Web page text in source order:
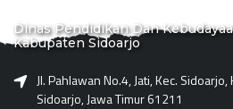
Dinas Pendidikan Dan
Kabupaten Sidoarjo
Jl. Pahlawan No.4, Jati, Kec.
Sidoarjo, Jawa Timur 61211